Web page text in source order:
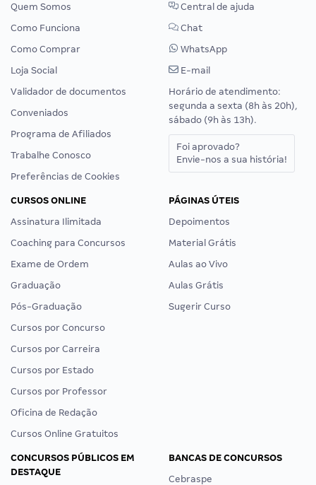
Quem Somos
Como Funciona
Como Comprar
Loja Social
Validador de documentos
Conveniados
Programa de Afiliados
Trabalhe Conosco
Preferências de Cookies
Central de ajuda
Chat
WhatsApp
E-mail
Horário de atendimento:
segunda a sexta (8h às 20h),
sábado (9h às 13h).
Foi aprovado?
Envie-nos a sua história!
CURSOS ONLINE
Assinatura Ilimitada
Coaching para Concursos
Exame de Ordem
Graduação
Pós-Graduação
Cursos por Concurso
Cursos por Carreira
Cursos por Estado
Cursos por Professor
Oficina de Redação
Cursos Online Gratuitos
PÁGINAS ÚTEIS
Depoimentos
Material Grátis
Aulas ao Vivo
Aulas Grátis
Sugerir Curso
CONCURSOS PÚBLICOS EM
DESTAQUE
BANCAS DE CONCURSOS
Cebraspe